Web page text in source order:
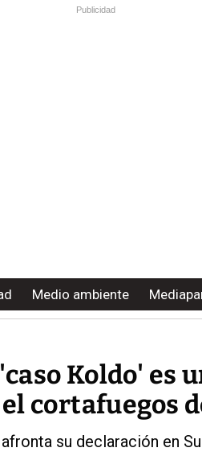
Publicidad
Medio ambiente
Koldo' es
cortafuegos
su declaración en